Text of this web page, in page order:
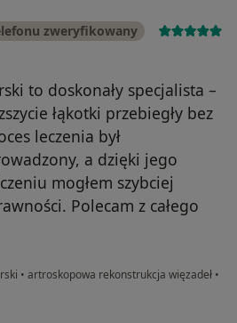
zweryfikowany
to doskonały specjalista –
łąkotki przebiegły bez
leczenia był
a dzięki jego
mogłem szybciej
Polecam z całego
• artroskopowa rekonstrukcja więzadeł •